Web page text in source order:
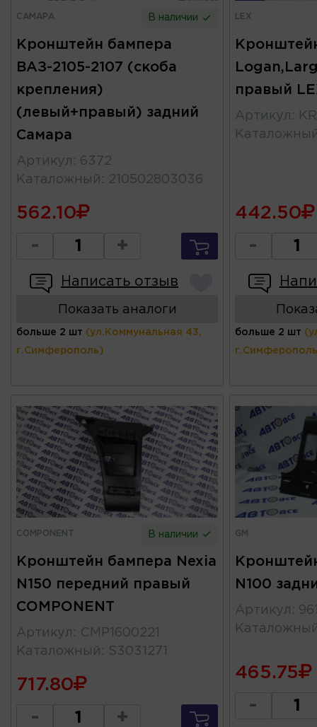
САМАРА В наличии
Кронштейн бампера
ВАЗ-2105-2107 (скоба
крепления)
(левый+правый) задний
Самара
Артикул : 6372
Каталожный : 210502803036
562.10
- +
Написать отзыв
Показать аналоги
больше 2 шт (ул.Коммунальная 43,
г.Симферополь)
LEX
правый
Артикул :
442.50
-
больше 2 шт
COMPONENT В наличии
Кронштейн бампера Nexia
N150 передний правый
COMPONENT
Артикул : CMP1600221
Каталожный : S3031271
717.80
- +
GM
N100
Артикул :
465.75
-